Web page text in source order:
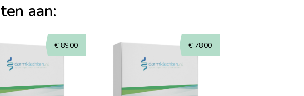
aan:
€ 89,00 €78,00